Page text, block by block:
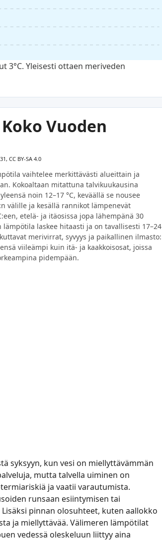
3°C. Yleisesti ottaen meriveden
Vuoden
CC BY-SA 4.0
vaihtelee merkittävästi alueittain ja
Kokoaltaan mitattuna talvikuukausina
noin 12–17 °C, keväällä se nousee
välille ja kesällä rannikot lämpenevät
etelä- ja itäosissa jopa lähempänä 30
lämpötila laskee hitaasti ja on tavallisesti 17–24
merivirrat, syvyys ja paikallinen ilmasto:
viileämpi kuin itä- ja kaakkoisosat, joissa
pidempään.
syksyyn, kun vesi on miellyttävämmän
mutta talvella uiminen on
ja vaatii varautumista.
runsaan esiintymisen tai
pinnan olosuhteet, kuten aallokko
ja miellyttävää. Välimeren lämpötilat
vedessä oleskeluun liittyy aina